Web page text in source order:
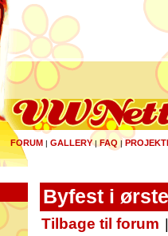
FORUM | GALLERY|FAQ |
Byfest i
Tilbage til forum